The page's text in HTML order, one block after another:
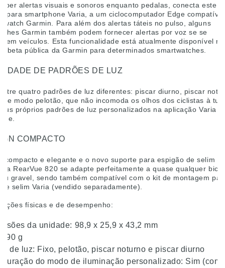
alertas visuais e sonoros enquanto pedalas, conecta este
para smartphone Varia, a um ciclocomputador Edge
Garmin. Para além dos alertas táteis no pulso, alguns
Garmin também podem fornecer alertas por voz se se
veículos. Esta funcionalidade está atualmente disponível no
beta pública da Garmin para determinados smartwatches.
DE PADRÕES DE LUZ
quatro padrões de luz diferentes: piscar diurno, piscar
e modo pelotão, que não incomoda os olhos dos ciclistas à
próprios padrões de luz personalizados na aplicação Varia
COMPACTO
compacto e elegante e o novo suporte para espigão de selim
RearVue 820 se adapte perfeitamente a quase qualquer
gravel, sendo também compatível com o kit de montagem
selim Varia (vendido separadamente).
físicas e de desempenho:
da unidade: 98,9 x 25,9 x 43,2 mm
90 g
de luz: Fixo, pelotão, piscar noturno e piscar diurno
do modo de iluminação personalizado: Sim (com